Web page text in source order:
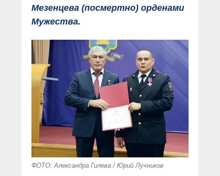
Мезенцева (посмертно) орденами
Мужества.
ФОТО: Александра Гилева / Юрий Лучников